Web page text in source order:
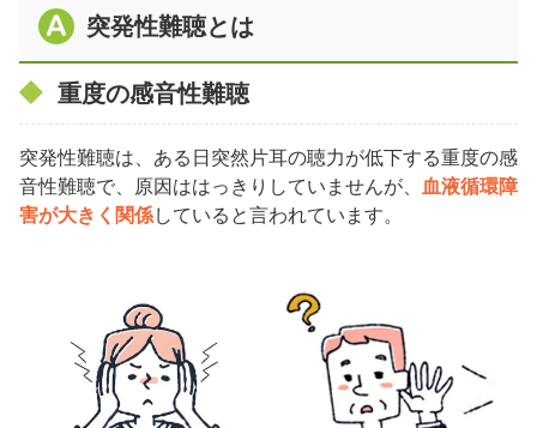
突発性難聴とは
重度の感音性難聴
突発性難聴は、ある日突然片耳の聴力が低下する重度の感
音性難聴で、原因ははっきりしていませんが、
血液循環障
害が大きく関係していると言われています。